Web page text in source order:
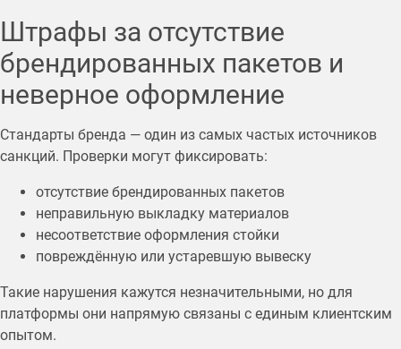
Штрафы за отсутствие
брендированных пакетов и
неверное оформление
Стандарты бренда — один из самых частых источников
санкций. Проверки могут фиксировать:
отсутствие брендированных пакетов
неправильную выкладку материалов
несоответствие оформления стойки
повреждённую или устаревшую вывеску
Такие нарушения кажутся незначительными, но для
платформы они напрямую связаны с единым клиентским
опытом.